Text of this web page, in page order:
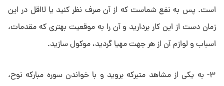
است. پس به نفع شماست که از آن صرف نظر کنید یا لااقل در این
زمان دست از این کار بردارید و آن را به موقعیت بهتری که مقدمات،
اسباب و لوازم آن از هر جهت مهیا گردید، موکول سازید.
۳- به یکی از مشاهد متبرکه بروید و با خواندن سوره مبارکه نوح،